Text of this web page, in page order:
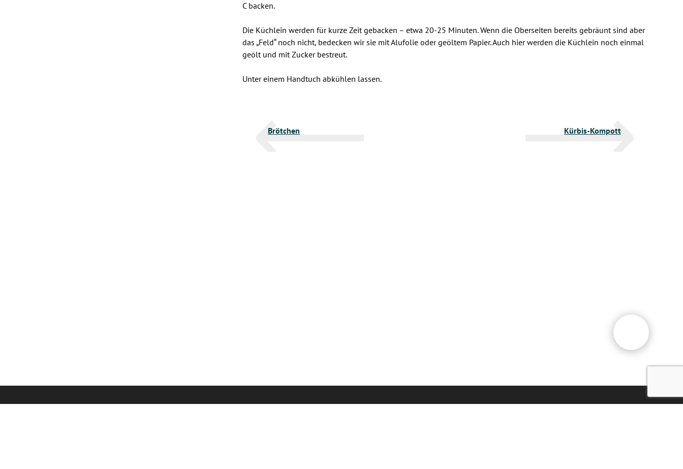
C backen.
Die Küchlein werden für kurze Zeit gebacken – etwa 20-25 Minuten. Wenn die Oberseiten bereits gebräunt sind aber
das „Feld“ noch nicht, bedecken wir sie mit Alufolie oder geöltem Papier. Auch hier werden die Küchlein noch einmal
geölt und mit Zucker bestreut.
Unter einem Handtuch abkühlen lassen.
Brötchen Kürbis-Kompott